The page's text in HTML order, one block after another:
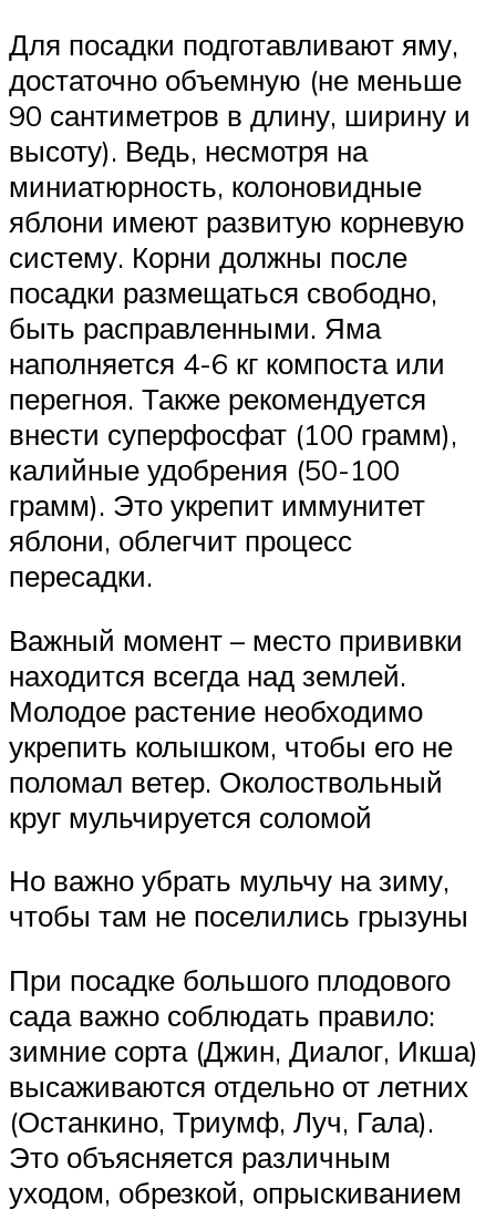
Для посадки подготавливают яму,
достаточно объемную (не меньше
90 сантиметров в длину, ширину и
высоту). Ведь, несмотря на
миниатюрность, колоновидные
яблони имеют развитую корневую
систему. Корни должны после
посадки размещаться свободно,
быть расправленными. Яма
наполняется 4-6 кг компоста или
перегноя. Также рекомендуется
внести суперфосфат (100 грамм),
калийные удобрения (50-100
грамм). Это укрепит иммунитет
яблони, облегчит процесс
пересадки.
Важный момент – место прививки
находится всегда над землей.
Молодое растение необходимо
укрепить колышком, чтобы его не
поломал ветер. Околоствольный
круг мульчируется соломой
Но важно убрать мульчу на зиму,
чтобы там не поселились грызуны
При посадке большого плодового
сада важно соблюдать правило:
зимние сорта (Джин, Диалог, Икша)
высаживаются отдельно от летних
(Останкино, Триумф, Луч, Гала).
Это объясняется различным
уходом, обрезкой, опрыскиванием